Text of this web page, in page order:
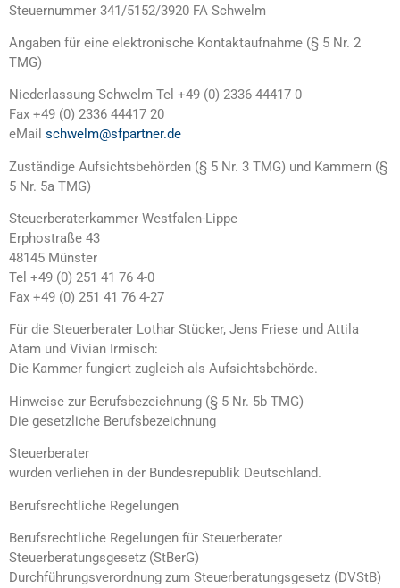
Steuernummer 341/5152/3920 FA Schwelm
Angaben für eine elektronische Kontaktaufnahme (§ 5 Nr. 2
TMG)
Niederlassung Schwelm Tel +49 (0) 2336 44417 0
Fax +49 (0) 2336 44417 20
eMail schwelm@sfpartner.de
Zuständige Aufsichtsbehörden (§ 5 Nr. 3 TMG) und Kammern (§
5 Nr. 5a TMG)
Steuerberaterkammer Westfalen-Lippe
Erphostraße 43
48145 Münster
Tel +49 (0) 251 41 76 4-0
Fax +49 (0) 251 41 76 4-27
Für die Steuerberater Lothar Stücker, Jens Friese und Attila
Atam und Vivian Irmisch:
Die Kammer fungiert zugleich als Aufsichtsbehörde.
Hinweise zur Berufsbezeichnung (§ 5 Nr. 5b TMG)
Die gesetzliche Berufsbezeichnung
Steuerberater
wurden verliehen in der Bundesrepublik Deutschland.
Berufsrechtliche Regelungen
Berufsrechtliche Regelungen für Steuerberater
Steuerberatungsgesetz (StBerG)
Durchführungsverordnung zum Steuerberatungsgesetz (DVStB)